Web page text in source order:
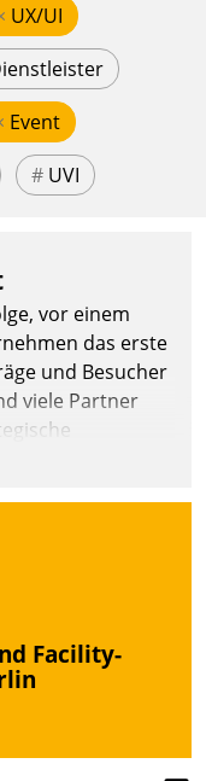
UX/UI
Event
# UVI
vor einem
das erste
und Besucher
viele Partner
Facility-